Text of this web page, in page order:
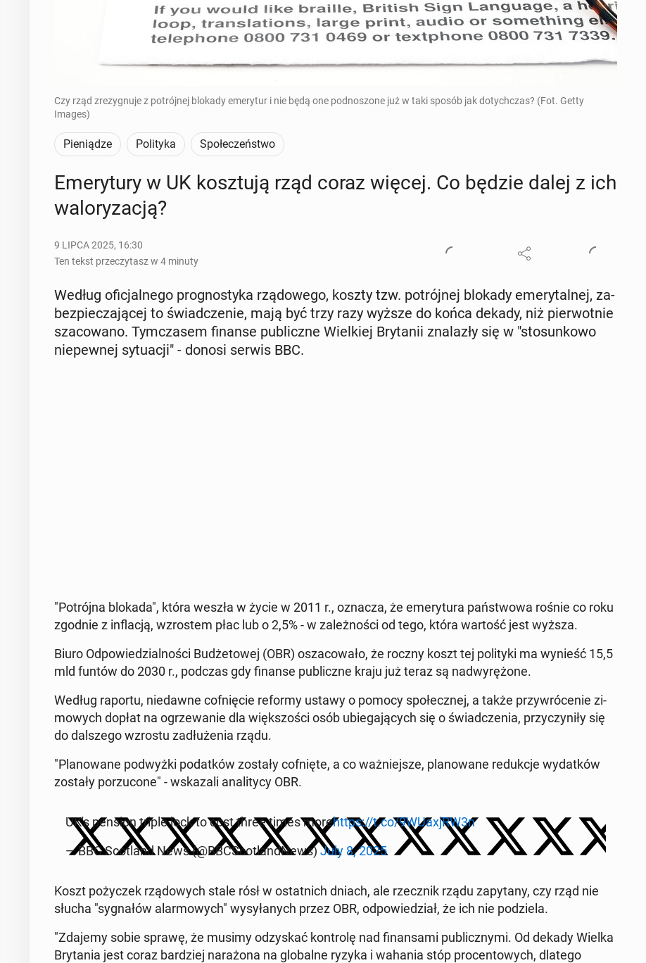
Czy rząd zrezygnuje z potrójnej blokady emerytur i nie będą one podnoszone już w taki sposób jak dotychczas? (Fot. Getty
Images)
Pieniądze Polityka Społeczeństwo
Eme­ry­tu­ry w UK kosz­tu­ją rząd coraz więcej. Co będzie dalej z ich
wa­lo­ry­za­cją?
9 LIPCA 2025, 16:30
Ten tekst przeczytasz w 4 minuty
Według ofi­cjal­ne­go pro­gno­sty­ka rzą­do­we­go, koszty tzw. po­trój­nej blokady eme­ry­tal­nej, za­
bez­pie­cza­ją­cej to świad­cze­nie, mają być trzy razy wyższe do końca dekady, niż pier­wot­nie
sza­co­wa­no. Tym­cza­sem finanse pu­blicz­ne Wiel­kiej Bry­ta­nii zna­la­zły się w "sto­sun­ko­wo
nie­pew­nej sy­tu­acji" - donosi serwis BBC.
"Po­trój­na blokada", która weszła w życie w 2011 r., oznacza, że ​​e­me­ry­tu­ra pań­stwo­wa rośnie co roku
zgodnie z in­fla­cją, wzro­stem płac lub o 2,5% - w za­leż­no­ści od tego, która wartość jest wyższa.
Biuro Od­po­wie­dzial­no­ści Bu­dże­to­wej (OBR) osza­co­wa­ło, że roczny koszt tej po­li­ty­ki ma wynieść 15,5
mld funtów do 2030 r., podczas gdy finanse pu­blicz­ne kraju już teraz są nad­wy­rę­żo­ne.
Według raportu, nie­daw­ne cof­nię­cie reformy ustawy o pomocy spo­łecz­nej, a także przy­wró­ce­nie zi­
mo­wych dopłat na ogrze­wa­nie dla więk­szo­ści osób ubie­ga­ją­cych się o świad­cze­nia, przy­czy­ni­ły się
do dal­sze­go wzrostu za­dłu­że­nia rządu.
"Pla­no­wa­ne pod­wyż­ki po­dat­ków zostały cof­nię­te, a co waż­niej­sze, pla­no­wa­ne re­duk­cje wy­dat­ków
zostały po­rzu­co­ne" - wska­za­li ana­li­ty­cy OBR.
UK's pension triple lock to cost three times morehttps://t.co/9WUaxjRW3n
— BBC Sco­tland News (@BBC­Sco­tland­News) July 8, 2025
Koszt po­ży­czek rzą­do­wych stale rósł w ostat­nich dniach, ale rzecznik rządu za­py­ta­ny, czy rząd nie
słucha "sy­gna­łów alar­mo­wych" wy­sy­ła­nych przez OBR, od­po­wie­dział, że ich nie po­dzie­la.
"Zdajemy sobie sprawę, że musimy od­zy­skać kon­tro­lę nad fi­nan­sa­mi pu­blicz­ny­mi. Od dekady Wielka
Bry­ta­nia jest coraz bar­dziej na­ra­żo­na na glo­bal­ne ryzyka i wahania stóp pro­cen­to­wych, dlatego